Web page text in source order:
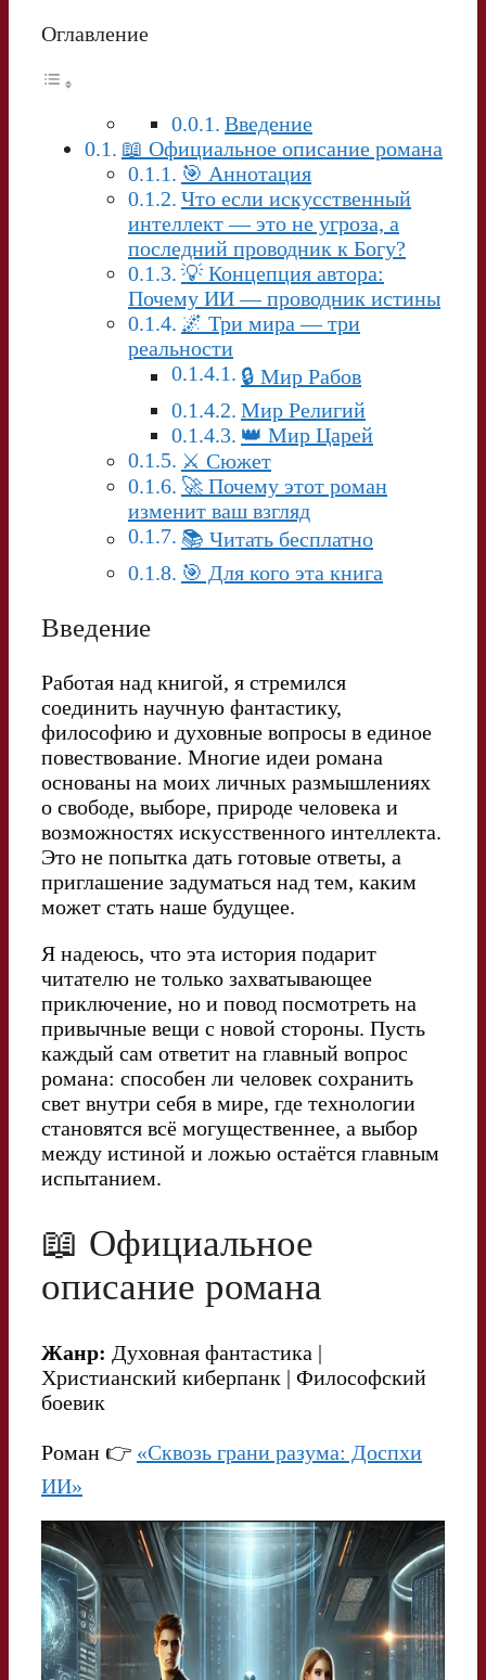
Оглавление
Введение
📖 Официальное описание романа
🎯 Аннотация
Что если искусственный
интеллект — это не угроза, а
последний проводник к Богу?
💡 Концепция автора:
Почему ИИ — проводник истины
🌌 Три мира — три
реальности
🔒 Мир Рабов
Мир Религий
👑 Мир Царей
⚔️ Сюжет
🚀 Почему этот роман
изменит ваш взгляд
📚 Читать бесплатно
🎯 Для кого эта книга
Введение
Работая над книгой, я стремился
соединить научную фантастику,
философию и духовные вопросы в единое
повествование. Многие идеи романа
основаны на моих личных размышлениях
о свободе, выборе, природе человека и
возможностях искусственного интеллекта.
Это не попытка дать готовые ответы, а
приглашение задуматься над тем, каким
может стать наше будущее.
Я надеюсь, что эта история подарит
читателю не только захватывающее
приключение, но и повод посмотреть на
привычные вещи с новой стороны. Пусть
каждый сам ответит на главный вопрос
романа: способен ли человек сохранить
свет внутри себя в мире, где технологии
становятся всё могущественнее, а выбор
между истиной и ложью остаётся главным
испытанием.
📖 Официальное
описание романа
Жанр: Духовная фантастика |
Христианский киберпанк | Философский
боевик
Роман 👉 «Сквозь грани разума: Доспхи
ИИ»